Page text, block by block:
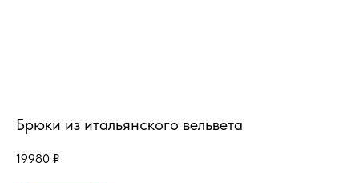
Брюки из итальянского вельвета
19980 ₽